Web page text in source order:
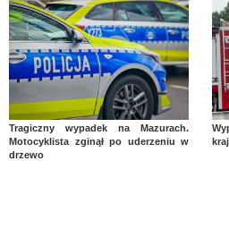
Tragiczny wypadek na Mazurach.
Motocyklista zginął po uderzeniu w
drzewo